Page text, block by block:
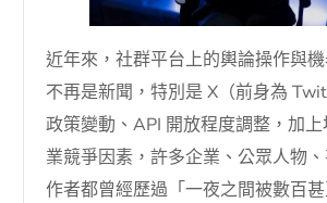
近年來，社群平台上的輿論操作與
不再是新聞，特別是 X（前身為
政策變動、API 開放程度調整，加
業競爭因素，許多企業、公眾人物
作者都曾經歷過「一夜之間被數百